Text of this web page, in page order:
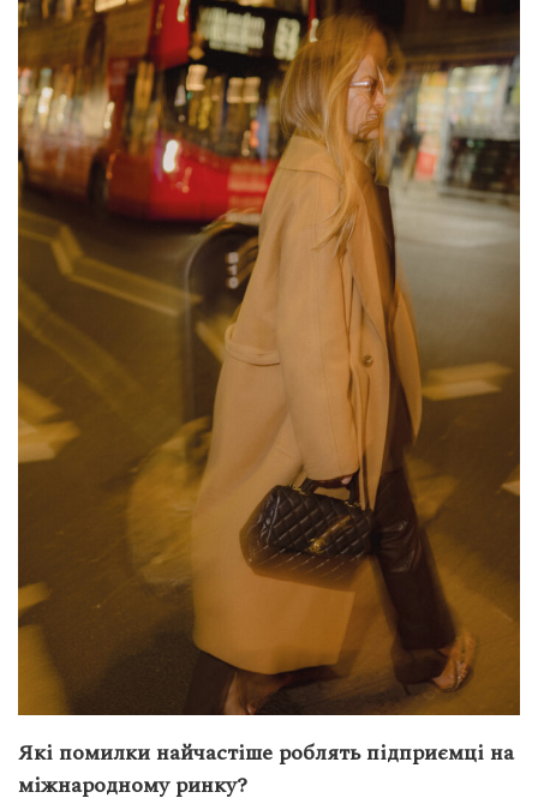
Які помилки найчастіше роблять підприємці на
міжнародному ринку?